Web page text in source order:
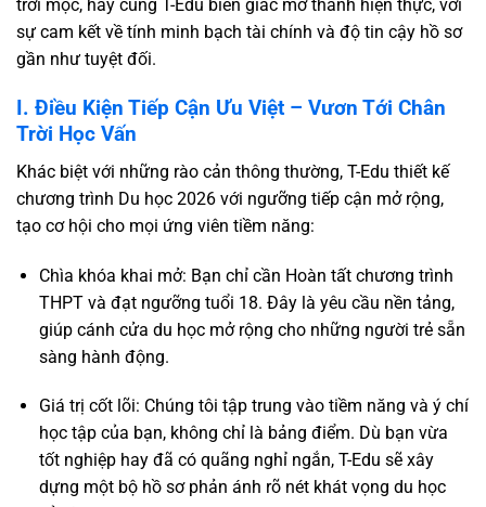
trời mọc, hãy cùng T-Edu biến giấc mơ thành hiện thực, với
sự cam kết về tính minh bạch tài chính và độ tin cậy hồ sơ
gần như tuyệt đối.
I. Điều Kiện Tiếp Cận Ưu Việt – Vươn Tới Chân
Trời Học Vấn
Khác biệt với những rào cản thông thường, T-Edu thiết kế
chương trình Du học 2026 với ngưỡng tiếp cận mở rộng,
tạo cơ hội cho mọi ứng viên tiềm năng:
Chìa khóa khai mở: Bạn chỉ cần Hoàn tất chương trình
THPT và đạt ngưỡng tuổi 18. Đây là yêu cầu nền tảng,
giúp cánh cửa du học mở rộng cho những người trẻ sẵn
sàng hành động.
Giá trị cốt lõi: Chúng tôi tập trung vào tiềm năng và ý chí
học tập của bạn, không chỉ là bảng điểm. Dù bạn vừa
tốt nghiệp hay đã có quãng nghỉ ngắn, T-Edu sẽ xây
dựng một bộ hồ sơ phản ánh rõ nét khát vọng du học